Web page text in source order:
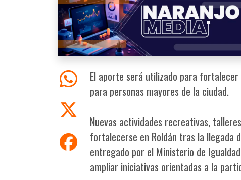
El aporte será utilizado para
para personas mayores de la ciudad.
Nuevas actividades recreativas,
fortalecerse en Roldán tras la llegada
entregado por el Ministerio de
ampliar iniciativas orientadas a la